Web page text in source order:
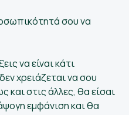
σου να
να είναι κάτι
χρειάζεται να σου
και στις άλλες, θα είσαι
εμφάνιση και θα